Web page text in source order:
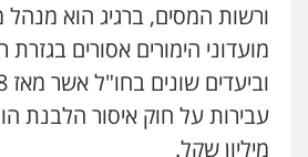
עו"ד ראוף נג'אר
פלילי עורכי דין לענייני
0548009246
ורשות המסים, ברגיג הוא
מועדוני הימורים אסורים בגזרת
מיליון שקל.